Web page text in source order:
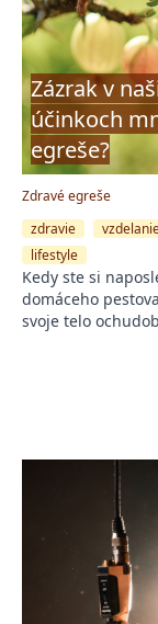
Zázrak v
účinkoch
egreše?
Zdravé egreše
zdravie
lifestyle
Kedy ste si
domáceho
svoje telo